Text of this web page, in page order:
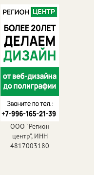
ООО "Регион
центр", ИНН
4817003180